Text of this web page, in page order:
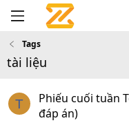
Tags
tài liệu
T
Phiếu cuối tuần
đáp án)